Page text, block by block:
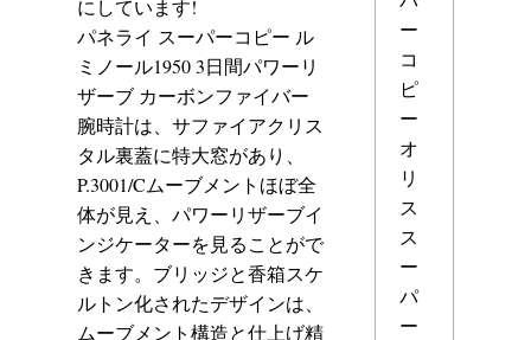
にしています!
パネライ スーパーコピー ル
ミノール1950 3日間パワーリ
ザーブ カーボンファイバー
腕時計は、サファイアクリス
タル裏蓋に特大窓があり、
P.3001/Cムーブメントほぼ全
体が見え、パワーリザーブイ
ンジケーターを見ることがで
きます。ブリッジと香箱スケ
ルトン化されたデザインは、
ムーブメント構造と仕上げ精
ー
コ
ピ
ー
オ
リ
ス
ス
ー
パ
ー